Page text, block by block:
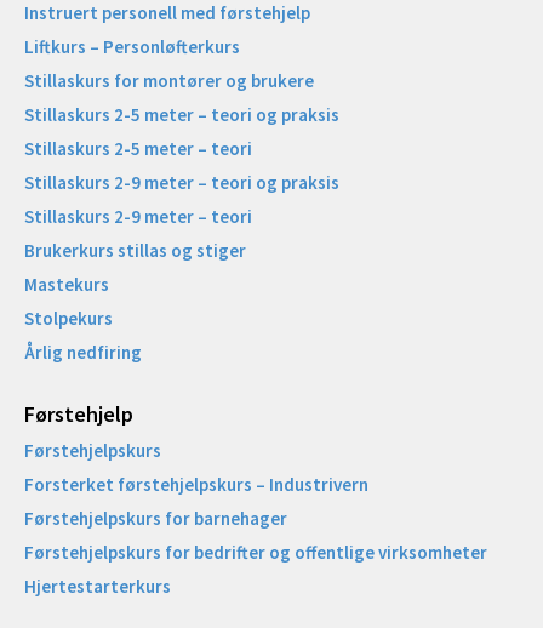
Instruert personell med førstehjelp
Liftkurs – Personløfterkurs
Stillaskurs for montører og brukere
Stillaskurs 2-5 meter – teori og praksis
Stillaskurs 2-5 meter – teori
Stillaskurs 2-9 meter – teori og praksis
Stillaskurs 2-9 meter – teori
Brukerkurs stillas og stiger
Mastekurs
Stolpekurs
Årlig nedfiring
Førstehjelp
Førstehjelpskurs
Forsterket førstehjelpskurs – Industrivern
Førstehjelpskurs for barnehager
Førstehjelpskurs for bedrifter og offentlige virksomheter
Hjertestarterkurs